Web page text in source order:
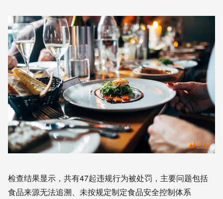
检查结果显示，共有47起违规行为被处罚，主要问题包括
食品来源无法追溯、未按规定制定食品安全控制体系